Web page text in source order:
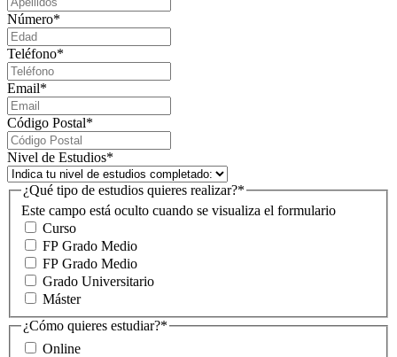
Número*
Teléfono*
Email*
Código Postal*
Nivel de Estudios*
Este campo está oculto cuando se visualiza el formulario
¿Qué tipo de estudios quieres realizar?*
Curso
FP Grado Medio
FP Grado Medio
Grado Universitario
Máster
¿Cómo quieres estudiar?*
Online